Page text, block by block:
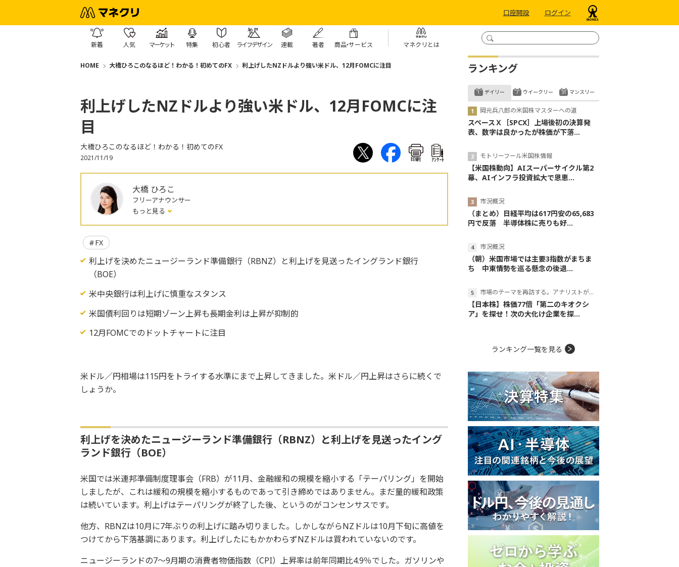
口座開設 ログイン
新着 人気 マーケット 特集 初心者 ライフデザイン 連載 著者 商品・サービス マネクリとは
HOME 大橋ひろこのなるほど！わかる！初めてのFX 利上げしたNZドルより強い米ドル、12月FOMCに注目
利上げしたNZドルより強い米ドル、12月FOMCに注
目
大橋ひろこのなるほど！わかる！初めてのFX
2021/11/19 印刷 ｱﾝｹｰﾄ
大橋 ひろこ
フリーアナウンサー
もっと見る
FX
利上げを決めたニュージーランド準備銀行（RBNZ）と利上げを見送ったイングランド銀行
（BOE）
米中央銀行は利上げに慎重なスタンス
米国債利回りは短期ゾーン上昇も長期金利は上昇が抑制的
12月FOMCでのドットチャートに注目
米ドル／円相場は115円をトライする水準にまで上昇してきました。米ドル／円上昇はさらに続くで
しょうか。
利上げを決めたニュージーランド準備銀行（RBNZ）と利上げを見送ったイング
ランド銀行（BOE）
米国では米連邦準備制度理事会（FRB）が11月、金融緩和の規模を縮小する「テーパリング」を開始
しましたが、これは緩和の規模を縮小するものであって引き締めではありません。まだ量的緩和政策
は続いています。利上げはテーパリングが終了した後、というのがコンセンサスです。
他方、RBNZは10月に7年ぶりの利上げに踏み切りました。しかしながらNZドルは10月下旬に高値を
つけてから下落基調にあります。利上げしたにもかかわらずNZドルは買われていないのです。
ニュージーランドの7～9月期の消費者物価指数（CPI）上昇率は前年同期比4.9％でした。ガソリンや
ランキング
デイリー
岡元兵八郎の米国株マスターへの道
スペースＸ［SPCX］上場後初の決算発
表、数字は良かったが株価が下落...
モトリーフール米国株情報
【米国株動向】AIスーパーサイクル第2
幕、AIインフラ投資拡大で恩恵...
市況概況
（まとめ）日経平均は617円安の65,683
円で反落 半導体株に売りも好...
市況概況
（朝）米国市場では主要3指数がまちま
ち 中東情勢を巡る懸念の後退...
市場のテーマを再訪する。アナリストが読み解くテーマの本質
【日本株】株価77倍「第二のキオクシ
ア」を探せ！次の大化け企業を探...
ウイークリー マンスリー
ランキング一覧を見る